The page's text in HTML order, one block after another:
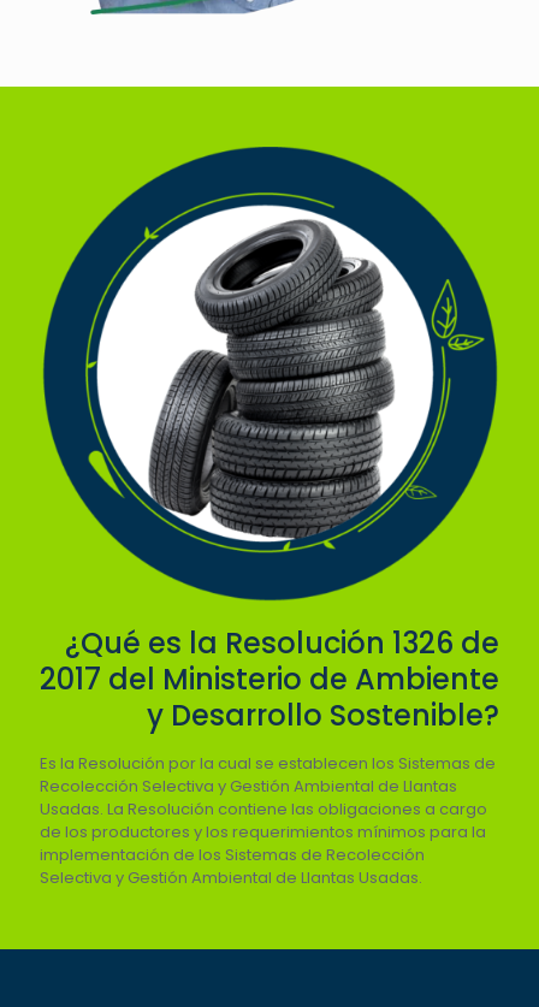
¿Qué es la Resolución 1326 de
2017 del Ministerio de Ambiente
y Desarrollo Sostenible?
Es la Resolución por la cual se establecen los Sistemas de
Recolección Selectiva y Gestión Ambiental de Llantas
Usadas. La Resolución contiene las obligaciones a cargo
de los productores y los requerimientos mínimos para la
implementación de los Sistemas de Recolección
Selectiva y Gestión Ambiental de Llantas Usadas.